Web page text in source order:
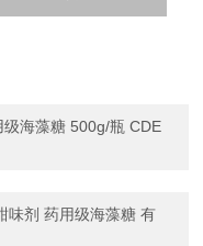
海藻糖 500g/瓶 CDE
味剂 药用级海藻糖 有